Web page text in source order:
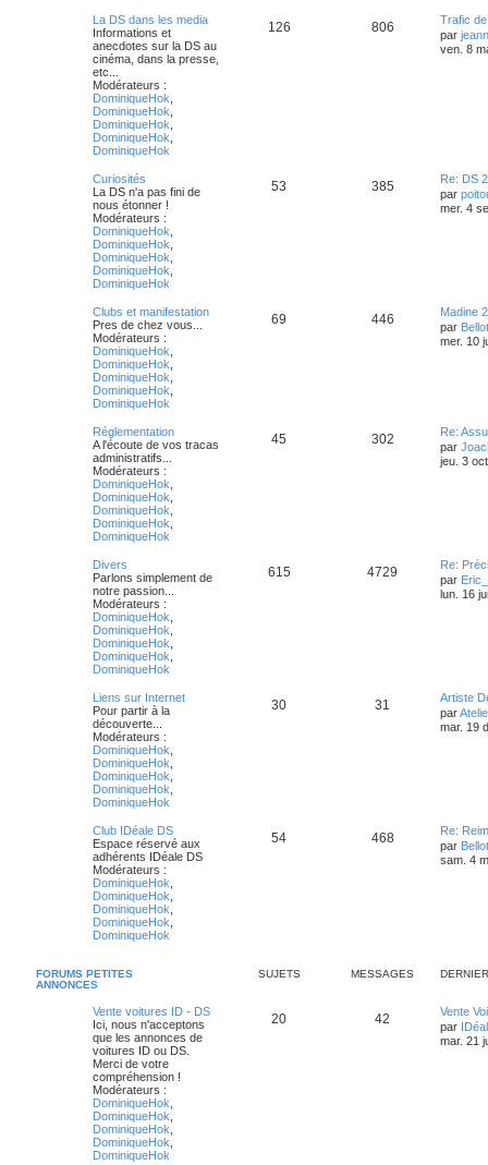
La DS dans les media
Informations et
anecdotes sur la DS au
cinéma, dans la presse,
etc...
Modérateurs :
DominiqueHok
DominiqueHok
DominiqueHok
DominiqueHok
DominiqueHok
126 806
Trafic
par
ven. 8
Curiosités
La DS n'a pas fini de
nous étonner !
Modérateurs :
DominiqueHok
DominiqueHok
DominiqueHok
DominiqueHok
DominiqueHok
53 385
Re: DS
par
mer. 4
Clubs et manifestation
Pres de chez vous...
Modérateurs :
DominiqueHok
DominiqueHok
DominiqueHok
DominiqueHok
DominiqueHok
69 446
Madine
par
mer. 10
Réglementation
A l'écoute de vos tracas
administratifs...
Modérateurs :
DominiqueHok
DominiqueHok
DominiqueHok
DominiqueHok
DominiqueHok
45 302
Re:
par
jeu. 3
Divers
Parlons simplement de
notre passion...
Modérateurs :
DominiqueHok
DominiqueHok
DominiqueHok
DominiqueHok
DominiqueHok
615 4729
Re:
par
lun. 16
Liens sur Internet
Pour partir à la
découverte...
Modérateurs :
DominiqueHok
DominiqueHok
DominiqueHok
DominiqueHok
DominiqueHok
30 31
Artiste
par
mar. 19
Club IDéale DS
Espace réservé aux
adhérents IDéale DS
Modérateurs :
DominiqueHok
DominiqueHok
DominiqueHok
DominiqueHok
DominiqueHok
54 468
Re:
par
sam. 4
FORUMS PETITES
ANNONCES
SUJETS MESSAGES
Vente voitures ID - DS
Ici, nous n'acceptons
que les annonces de
voitures ID ou DS.
Merci de votre
compréhension !
Modérateurs :
DominiqueHok
DominiqueHok
DominiqueHok
DominiqueHok
DominiqueHok
20 42
Vente
par
mar. 21